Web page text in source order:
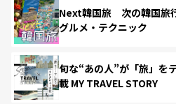
Next韓国旅 次の韓国旅
グルメ・テクニック
旬な“あの人”が「旅」を
載 MY TRAVEL STORY